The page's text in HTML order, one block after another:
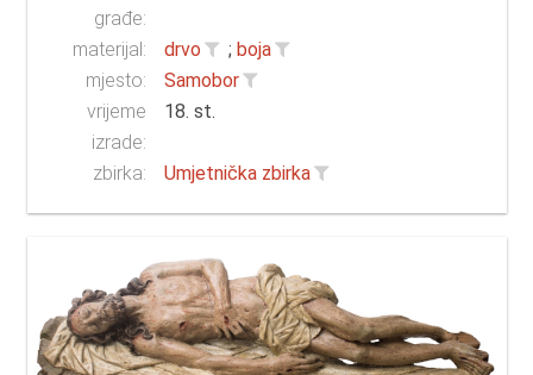
građe:
materijal: drvo ; boja
mjesto:
Samobor
vrijeme
izrade:
18. st.
zbirka: Umjetnička zbirka